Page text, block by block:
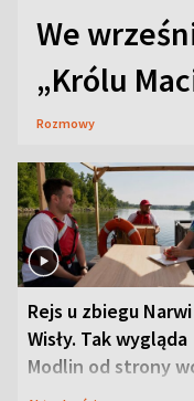
We
„Królu
Rozmowy
Rejs u zbiegu
Wisły. Tak wygląda
Modlin od strony